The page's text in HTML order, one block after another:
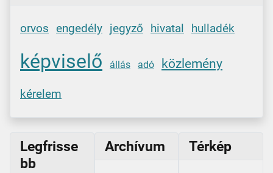
orvos engedély jegyző hivatal hulladék
képviselő állás adó közlemény
kérelem
Legfrisse
bb
Archívum Térkép